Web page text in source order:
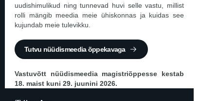
uudishimulikud ning tunnevad huvi selle vastu, millist
rolli mängib meedia meie ühiskonnas ja kuidas see
kujundab meie tulevikku.
Tutvu nüüdismeedia õppekavaga
Vastuvõtt nüüdismeedia magistriõppesse kestab
18. maist kuni 29. juunini 2026.